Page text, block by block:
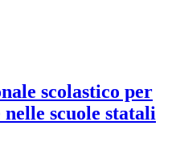
scolastico per
scuole statali